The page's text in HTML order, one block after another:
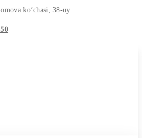
ko‘chasi, 38-uy